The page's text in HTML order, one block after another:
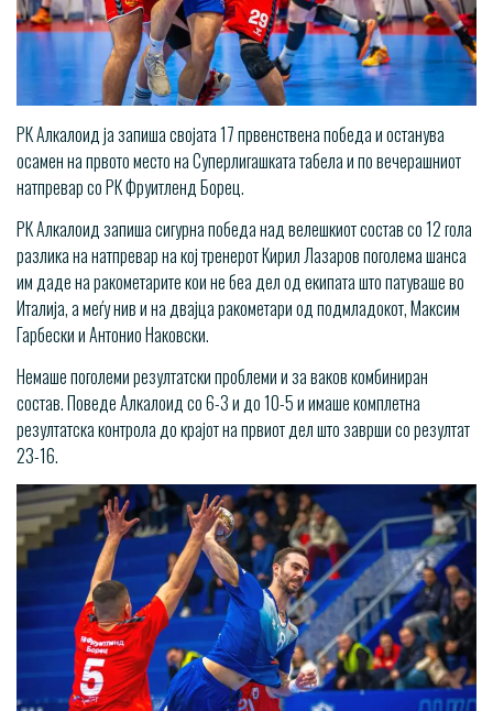
РК Алкалоид ја запиша својата 17 првенствена победа и останува
осамен на првото место на Суперлигашката табела и по вечерашниот
натпревар со РК Фруитленд Борец.
РК Алкалоид запиша сигурна победа над велешкиот состав со 12 гола
разлика на натпревар на кој тренерот Кирил Лазаров поголема шанса
им даде на ракометарите кои не беа дел од екипата што патуваше во
Италија, а меѓу нив и на двајца ракометари од подмладокот, Максим
Гарбески и Антонио Наковски.
Немаше поголеми резултатски проблеми и за ваков комбиниран
состав. Поведе Алкалоид со 6-3 и до 10-5 и имаше комплетна
резултатска контрола до крајот на првиот дел што заврши со резултат
23-16.